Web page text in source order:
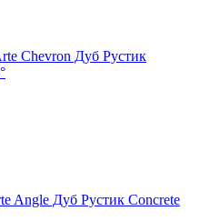
Chevron Дуб Рустик
Angle Дуб Рустик Concrete